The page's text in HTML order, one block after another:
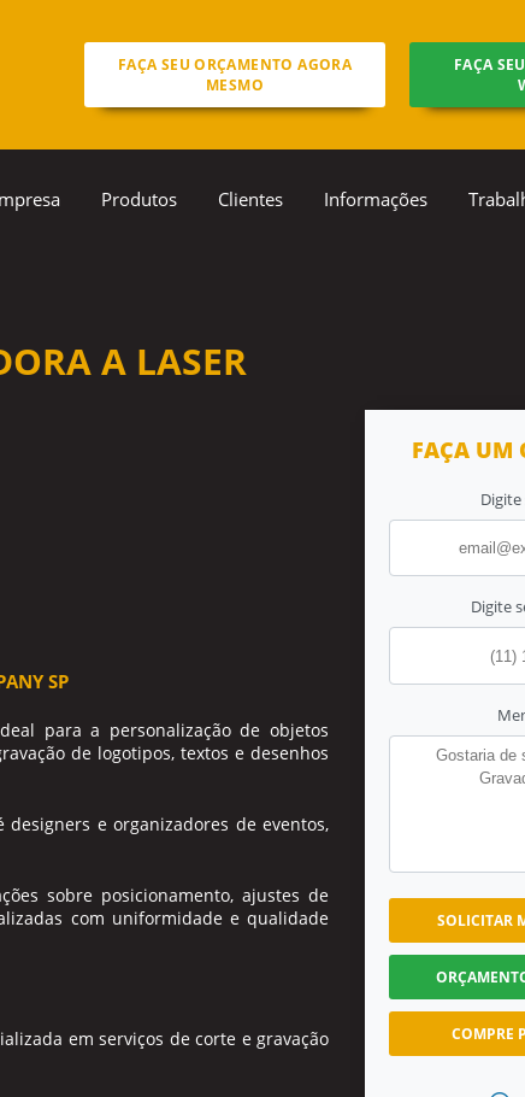
FAÇA SEU ORÇAMENTO AGORA
MESMO
FAÇA
Produtos Clientes Informações
A LASER
SP
para a personalização de objetos
de logotipos, textos e desenhos
e organizadores de eventos,
sobre posicionamento, ajustes de
com uniformidade e qualidade
em serviços de corte e gravação
FAÇA UM
Digite
SOLICITAR
COMPRE